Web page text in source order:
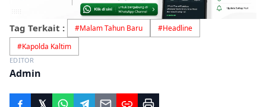
Tag Terkait : #Malam Tahun Baru #Headline
#Kapolda Kaltim
EDITOR
Admin